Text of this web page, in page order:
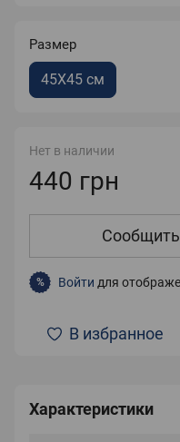
Размер
45Х45 см
Нет в наличии
440 грн
% Войти для
В избранное
Характеристики